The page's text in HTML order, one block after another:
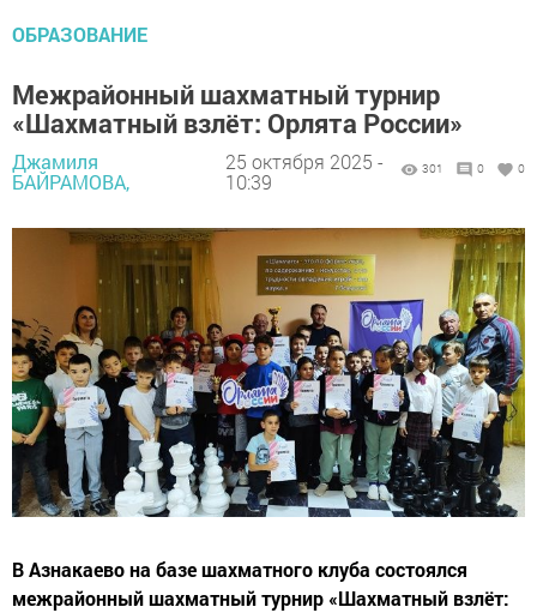
ОБРАЗОВАНИЕ
Межрайонный шахматный турнир
«Шахматный взлёт: Орлята России»
Джамиля
БАЙРАМОВА,
25 октября 2025 -
10:39
301 0 0
В Азнакаево на базе шахматного клуба состоялся
межрайонный шахматный турнир «Шахматный взлёт: